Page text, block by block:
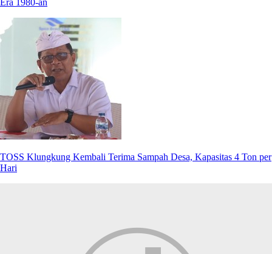
Era 1980-an
TOSS Klungkung Kembali Terima Sampah Desa, Kapasitas 4 Ton per
Hari